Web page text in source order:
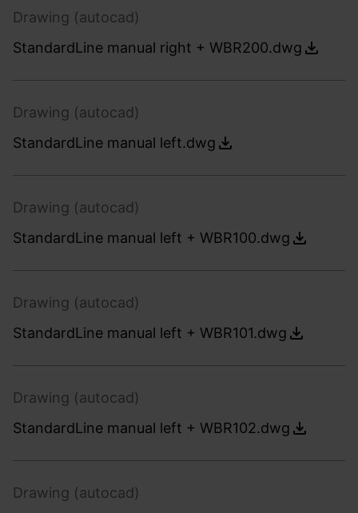
Drawing (autocad)
StandardLine manual right + WBR200.dwg
Drawing (autocad)
StandardLine manual left.dwg
Drawing (autocad)
StandardLine manual left + WBR100.dwg
Drawing (autocad)
StandardLine manual left + WBR101.dwg
Drawing (autocad)
StandardLine manual left + WBR102.dwg
Drawing (autocad)